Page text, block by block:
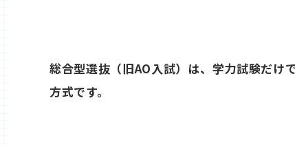
総合型選抜（旧AO入試）は、学力試験だけ
方式です。